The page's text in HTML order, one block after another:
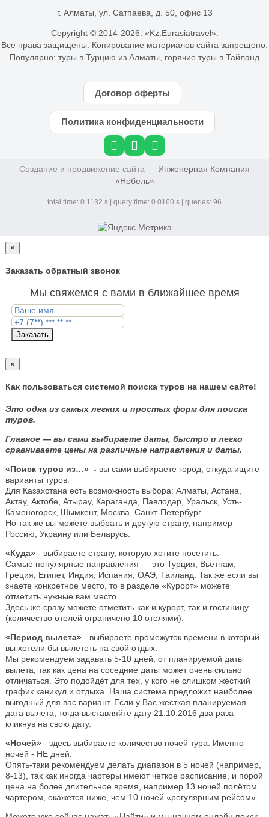
г. Алматы, ул. Сатпаева, д. 50, офис 13
Copyright © 2014-2026. «Kz.Eurasiatravel».
Все права защищены. Копирование материалов сайта запрещено.
Популярно: туры в Турцию из Алматы горячие туры в Тайланд
Договор оферты
Политика конфиденциальности
Создание и продвижение сайта — Инженерная Компания
«Нобель»
total time: 0.1132 s | query time: 0.0160 s | queries: 96
×
Заказать обратный звонок
Мы свяжемся с вами в ближайшее время
Заказать
×
Как пользоваться системой поиска туров на нашем сайте!
Это одна из самых легких и простых форм для поиска
туров.
Главное — вы сами выбираете даты, быстро и легко
сравниваете цены на различные направления и даты.
«Поиск туров из…» - вы сами выбираете город, откуда ищите
варианты туров.
Для Казахстана есть возможность выбора: Алматы, Астана,
Актау, Актобе, Атырау, Караганда, Павлодар, Уральск, Усть-
Каменогорск, Шымкент, Москва, Санкт-Петербург
Но так же вы можете выбрать и другую страну, например
Россию, Украину или Беларусь.
«Куда» - выбираете страну, которую хотите посетить.
Самые популярные направления — это Турция, Вьетнам,
Греция, Египет, Индия, Испания, ОАЭ, Таиланд. Так же если вы
знаете конкретное место, то в разделе «Курорт» можете
отметить нужные вам место.
Здесь же сразу можете отметить как и курорт, так и гостиницу
(количество отелей ограничено 10 отелями).
«Период вылета» - выбираете промежуток времени в который
вы хотели бы вылететь на свой отдых.
Мы рекомендуем задавать 5-10 дней, от планируемой даты
вылета, так как цена на соседние даты может очень сильно
отличаться. Это подойдёт для тех, у кого не слишком жёсткий
график каникул и отдыха. Наша система предложит наиболее
выгодный для вас вариант. Если у Вас жесткая планируемая
дата вылета, тогда выставляйте дату 21.10.2016 два раза
кликнув на свою дату.
«Ночей» - здесь выбираете количество ночей тура. Именно
ночей - НЕ дней.
Опять-таки рекомендуем делать диапазон в 5 ночей (например,
8-13), так как иногда чартеры имеют четкое расписание, и порой
цена на более длительное время, например 13 ночей полётом
чартером, окажется ниже, чем 10 ночей «регулярным рейсом».